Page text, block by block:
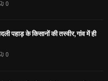
0
पहाड़ के किसानों की तस्वीर, गांव में ही
0